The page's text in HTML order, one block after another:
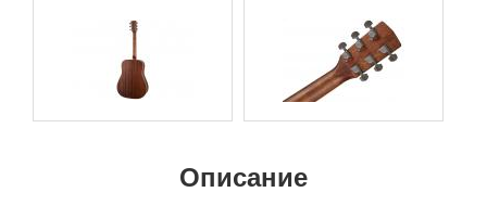
Описание